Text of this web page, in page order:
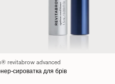
revitabrow advanced
сироватка для брів